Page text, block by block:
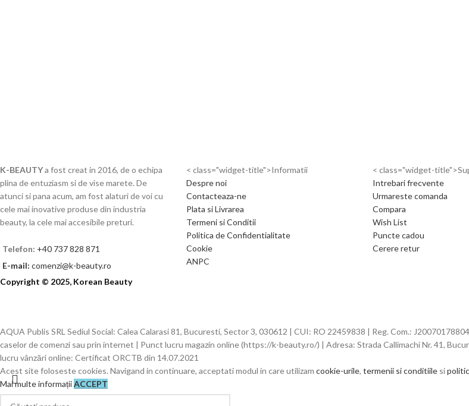
K-BEAUTYa fost creat in 2016, de o echipa
plina de entuziasm si de vise marete. De
atunci si pana acum, am fost alaturi de voi cu
cele mai inovative produse din industria
beauty, la cele mai accesibile preturi.
Telefon: +40 737 828 871
E-mail: comenzi@k-beauty.ro
< class="widget-title">Informatii
Despre noi
Contacteaza-ne
Plata si Livrarea
Termeni si Conditii
Politica de Confidentialitate
Cookie
ANPC
< class="widget-
Intrebari frecvente
Urmareste comanda
Compara
Wish List
Puncte cadou
Cerere retur
Copyright © 2025, Korean Beauty
AQUA Publis SRL Sediul Social: Calea Calarasi 81, Bucuresti, Sector 3, 030612 | CUI: RO 22459838 | Reg. Com.:
caselor de comenzi sau prin internet | Punct lucru magazin online (https://k-beauty.ro/) | Adresa: Strada Callimachi Nr. 41,
lucru vânzări online: Certificat ORCTB din 14.07.2021
Acest site foloseste cookies. Navigand in continuare, acceptati modul in care utilizam cookie-urile, termenii si conditiile si
Mai multe informațiiACCEPT